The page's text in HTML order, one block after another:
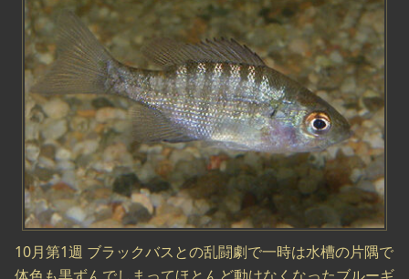
10月第1週 ブラックバスとの乱闘劇で一時は水槽の片隅で